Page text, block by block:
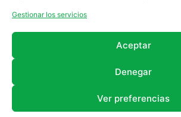
Gestionar los servicios
Aceptar
Denegar
Ver preferencias
la sección deNewsletter
Revista